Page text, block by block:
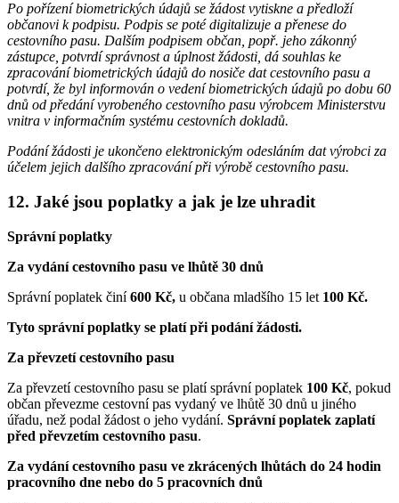
Po pořízení biometrických údajů se žádost vytiskne a předloží
občanovi k podpisu. Podpis se poté digitalizuje a přenese do
cestovního pasu. Dalším podpisem občan, popř. jeho zákonný
zástupce, potvrdí správnost a úplnost žádosti, dá souhlas ke
zpracování biometrických údajů do nosiče dat cestovního pasu a
potvrdí, že byl informován o vedení biometrických údajů po dobu 60
dnů od předání vyrobeného cestovního pasu výrobcem Ministerstvu
vnitra v informačním systému cestovních dokladů.
Podání žádosti je ukončeno elektronickým odesláním dat výrobci za
účelem jejich dalšího zpracování při výrobě cestovního pasu.
12. Jaké jsou poplatky a jak je lze uhradit
Správní poplatky
Za vydání cestovního pasu ve lhůtě 30 dnů
Správní poplatek činí600 Kč, u občana mladšího 15 let 100 Kč.
Tyto správní poplatky se platí při podání žádosti.
Za převzetí cestovního pasu
Za převzetí cestovního pasu se platí správní poplatek 100 Kč, pokud
občan převezme cestovní pas vydaný ve lhůtě 30 dnů u jiného
úřadu, než podal žádost o jeho vydání. Správní poplatek zaplatí
před převzetím cestovního pasu.
Za vydání cestovního pasu ve zkrácených lhůtách do 24 hodin
pracovního dne nebo do 5 pracovních dnů